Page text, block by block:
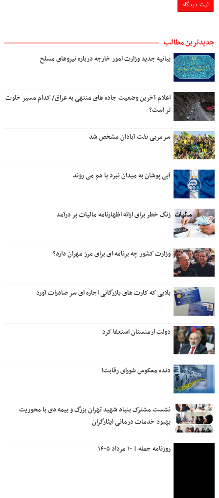
جدیدترین مطالب
بیانیه جدید وزارت امور خارجه درباره نیروهای مسلح
اعلام آخرین وضعیت جاده های منتهی به عراق/ کدام مسیر خلوت
تر است؟
سرمربی نفت آبادان مشخص شد
آبی پوشان به میدان نبرد با هم می روند
زنگ خطر برای ارائه اظهارنامه مالیات بر درآمد
وزارت کشور چه برنامه ای برای مرز مهران دارد؟
بلایی که کارت های بازرگانی اجاره ای سر صادرات آورد
دولت ارمنستان استعفا کرد
دنده معکوس شورای رقابت!
نشست مشترک بنیاد شهید تهران بزرگ و بیمه دی با محوریت
بهبود خدمات درمانی ایثارگران
روزنامه جمله | ۱۰ مرداد ۱۴۰۵